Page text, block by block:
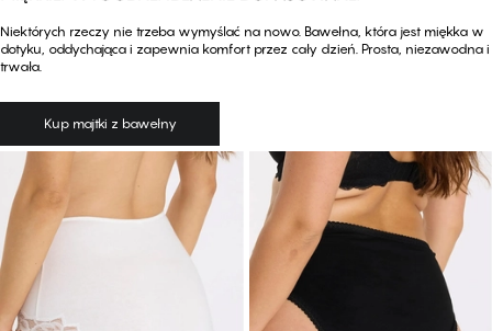
Niektórych rzeczy nie trzeba wymyślać na nowo. Bawełna, która jest miękka w
dotyku, oddychająca i zapewnia komfort przez cały dzień. Prosta, niezawodna i
trwała.
Kup majtki z bawełny